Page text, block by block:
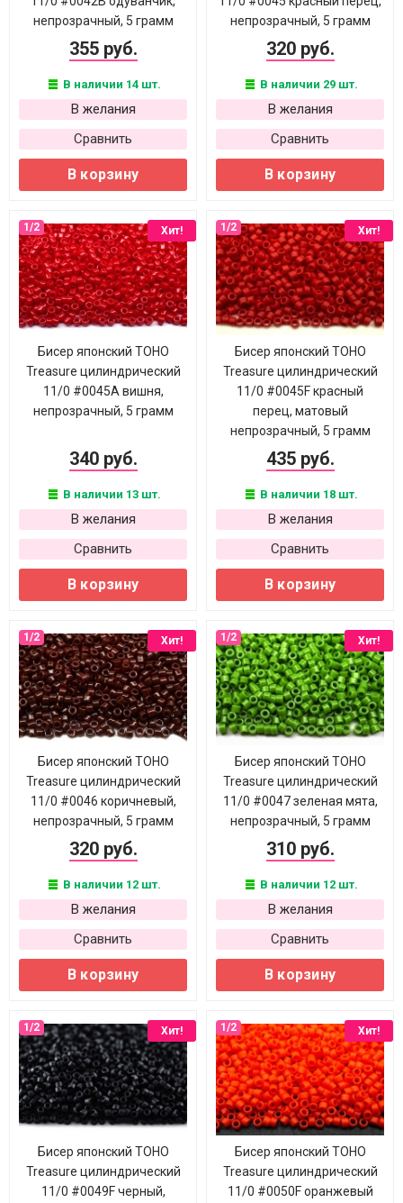
непрозрачный, 5 грамм
355 руб.
В наличии 14 шт.
В желания
Сравнить
В корзину
непрозрачный, 5 грамм
320 руб.
В наличии 29 шт.
В желания
Сравнить
В корзину
Хит!
Бисер японский TOHO
Treasure цилиндрический
11/0 #0045A вишня,
непрозрачный, 5 грамм
340 руб.
В наличии 13 шт.
В желания
Сравнить
В корзину
Хит!
Бисер японский TOHO
Treasure цилиндрический
11/0 #0045F красный
перец, матовый
непрозрачный, 5 грамм
435 руб.
В наличии 18 шт.
В желания
Сравнить
В корзину
Хит!
Бисер японский TOHO
Treasure цилиндрический
11/0 #0046 коричневый,
непрозрачный, 5 грамм
320 руб.
В наличии 12 шт.
В желания
Сравнить
В корзину
Хит!
Бисер японский TOHO
Treasure цилиндрический
11/0 #0047 зеленая мята,
непрозрачный, 5 грамм
310 руб.
В наличии 12 шт.
В желания
Сравнить
В корзину
Хит!
Бисер японский TOHO
Treasure цилиндрический
11/0 #0049F черный,
Хит!
Бисер японский TOHO
Treasure цилиндрический
11/0 #0050F оранжевый